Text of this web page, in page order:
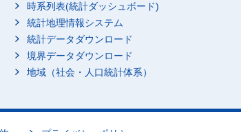
時系列表(統計ダッシュボード)
統計地理情報システム
統計データダウンロード
境界データダウンロード
地域（社会・人口統計体系）